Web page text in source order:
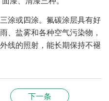
或四涂。氟碳涂层具有好
、盐雾和各种空气污染物，
线的照射，能长期保持不褪
下一条